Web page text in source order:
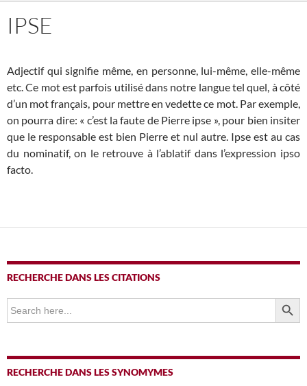
IPSE
Adjectif qui signifie même, en personne, lui-même, elle-même
etc. Ce mot est parfois utilisé dans notre langue tel quel, à côté
d’un mot français, pour mettre en vedette ce mot. Par exemple,
on pourra dire: « c’est la faute de Pierre ipse », pour bien insiter
que le responsable est bien Pierre et nul autre. Ipse est au cas
du nominatif, on le retrouve à l’ablatif dans l’expression ipso
facto.
RECHERCHE DANS LES CITATIONS
Search
for:
SEARCH
RECHERCHE DANS LES SYNOMYMES